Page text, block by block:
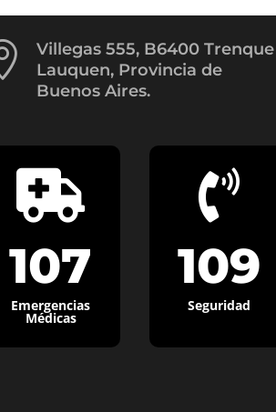
Villegas 555, B6400 Trenque
Lauquen, Provincia de
Buenos Aires.

107
Emergencias
Médicas

109
Seguridad